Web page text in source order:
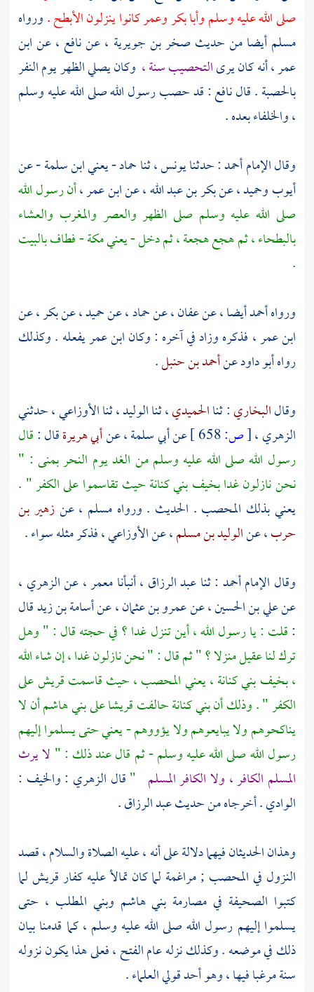
صلى الله عليه وسلموأبا بكروعمركانوا ينزلونالأبطح.ورواه
مسلمأيضا من حديث صخر بن جويرية ، عننافع ، عنابن
عمر، أنه كان يرىالتحصيب سنة ، وكان يصلي الظهر يوم النفر
بالحصبة . قالنافع: قد حصب رسول الله صلى الله عليه وسلم
، والخلفاء بعده .
وقال الإمامأحمد: حدثنايونس، ثناحماد- يعنيابن سلمة- عن
أيوبوحميد، عنبكر بن عبد الله، عنابن عمر،أن رسول الله
صلى الله عليه وسلم صلى الظهر والعصر والمغرب والعشاء
بالبطحاء ،ثم هجع هجعة ، ثم دخل - يعنيمكة- فطافبالبيت
.
ورواهأحمدأيضا ، عنعفان، عنحماد، عنحميد، عنبكر، عن
ابن عمر، فذكره وزاد في آخره : وكانابن عمريفعله . وكذلك
رواهأبو داودعنأحمد بن حنبل.
وقالالبخاري: ثناالحميدي، ثناالوليد، ثناالأوزاعي، حدثني
الزهري،[ص: عنأبي سلمة، عنأبي هريرةقال :قال
رسول الله صلى الله عليه وسلم من الغد يوم النحربمنى : "
نحن نازلون غدابخيفبني كنانةحيث تقاسموا على الكفر " .
يعني بذلك المحصب . الحديث . ورواه مسلم ، عنزهير بن
حرب، عنالوليد بن مسلم، عنالأوزاعي، فذكر مثله سواء .
وقال الإمامأحمد : ثناعبد الرزاق ، أنبأنامعمر، عنالزهري ،
عنعلي بن الحسين، عنعمرو بن عثمان، عنأسامة بن زيدقال
:قلت : يا رسول الله ، أين تنزل غدا ؟ في حجته قال : " وهل
ترك لنا عقيل منزلا ؟ " ثم قال : " نحن نازلون غدا ، إن شاء الله
،بخيفبني كنانة ،يعنيالمحصب ،حيث قاسمتقريشعلى
الكفر " . وذلك أن بني كنانة حالفت قريشا على بني هاشم أن لا
يناكحوهم ولا يبايعوهم ولا يؤووهم - يعني حتى يسلموا إليهم
رسول الله صلى الله عليه وسلم - ثم قال عند ذلك : " لا يرث
المسلم الكافر ، ولا الكافر المسلم "قال الزهري :والخيف :
الوادي . أخرجاه من حديثعبد الرزاق.
وهذان الحديثان فيهما دلالة على أنه ، عليه الصلاة والسلام ، قصد
النزول فيالمحصب ;مراغمة لما كان تمالأ عليهكفار قريشلما
كتبوا الصحيفة في مصارمة بني هاشم وبني المطلب ، حتى
يسلموا إليهم رسول الله صلى الله عليه وسلم ، كما قدمنا بيان
ذلك في موضعه . وكذلك نزله عام الفتح ، فعلى هذا يكون نزوله
سنة مرغبا فيها ، وهو أحد قولي العلماء .